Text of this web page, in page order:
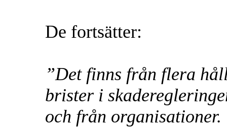
De fortsätter:
”Det finns från flera
brister i
och från